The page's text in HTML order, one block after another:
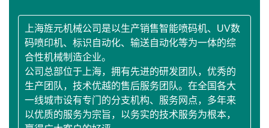
上海旌元机械公司是以生产销售智能喷码机、UV数
码喷印机、标识自动化、输送自动化等为一体的综
合性机械制造企业。
公司总部位于上海，拥有先进的研发团队，优秀的
生产团队，技术优越的售后服务团队。在全国各大
一线城市设有专门的分支机构、服务网点，多年来
以优质的服务为宗旨，以务实的技术服务为根本，